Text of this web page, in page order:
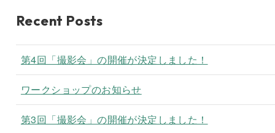
Recent Posts
第4回「撮影会」の開催が決定しました！
ワークショップのお知らせ
第3回「撮影会」の開催が決定しました！